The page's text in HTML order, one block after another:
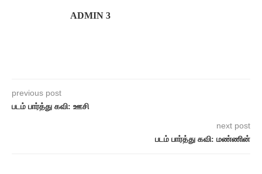
ADMIN 3
previous post
படம் பார்த்து கவி: ஊசி
next post
படம் பார்த்து கவி: மண்ணின்